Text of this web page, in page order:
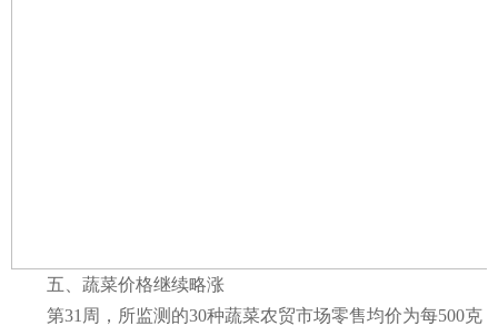
五、蔬菜价格继续略涨
第31周，所监测的30种蔬菜农贸市场零售均价为每500克